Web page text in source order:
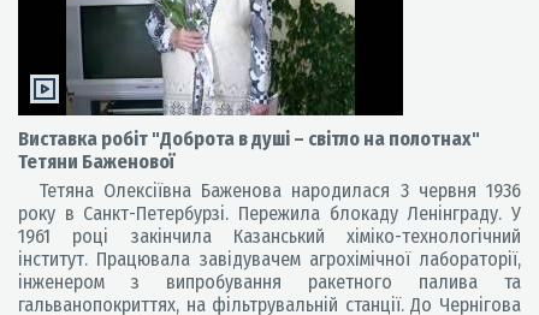
Виставка робіт "Доброта в душі – світло на полотнах"
Тетяни Баженової
Тетяна Олексіївна Баженова народилася 3 червня 1936
року в Санкт-Петербурзі. Пережила блокаду Ленінграду. У
1961 році закінчила Казанський хіміко-технологічний
інститут. Працювала завідувачем агрохімічної лабораторії,
інженером з випробування ракетного палива та
гальванопокриттях, на фільтрувальній станції. До Чернігова